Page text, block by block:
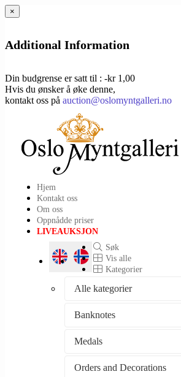
×
Additional Information
Din budgrense er satt til : -kr 1,00
Hvis du ønsker å øke denne,
kontakt oss på auction@oslomyntgalleri.no
Hjem
Kontakt oss
Om oss
Oppnådde priser
LIVEAUKSJON
Søk
Vis alle
Kategorier
Alle kategorier
Banknotes
Medals
Orders and Decorations